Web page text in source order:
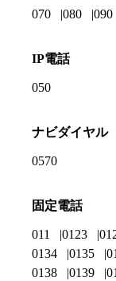
070 080 090
IP電話
050
ナビダイヤル
0570
固定電話
011 0123
0134
0135
0138
0139